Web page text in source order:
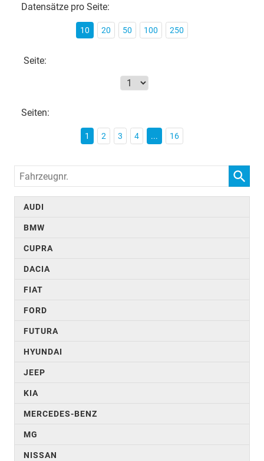
Datensätze pro Seite:
10 20 50 100 250
Seite:
Seiten:
1 2 3 4 ... 16
Fahrzeugnr.
AUDI
BMW
CUPRA
DACIA
FIAT
FORD
FUTURA
HYUNDAI
JEEP
KIA
MERCEDES-BENZ
MG
NISSAN